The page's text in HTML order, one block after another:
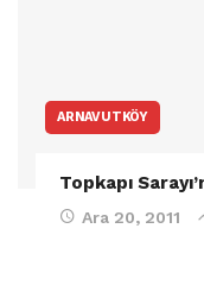
ARNAVUTKÖY
Topkapı
Ara 20, 2011